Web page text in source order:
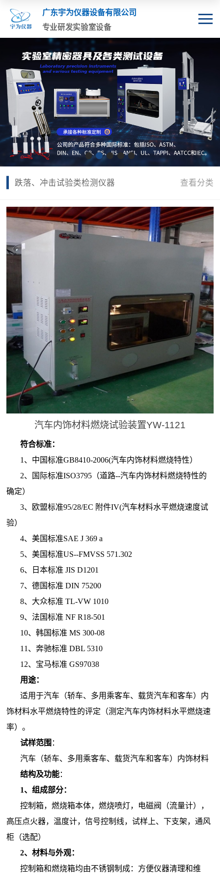
广东宇为仪器设备有限公司
专业研发实验室设备
跌落、冲击试验类检测仪器 查看分类
汽车内饰材料燃烧试验装置YW-1121
符合标准：
1、 中国标准GB8410-2006(汽车内饰材料燃烧特性）
2、
国际标准ISO3795 （道路--汽车内饰材料燃烧特性的
确定）
3、 欧盟标准95/28/EC 附件IV(汽车材料水平燃烧速度试
验）
4、美国标准SAE J 369 a
5、美国标准US--FMVSS 571.302
6、
日本标准 JIS D1201
7、德国标准 DIN 75200
8、 大众标准 TL-VW 1010
9、法国标准 NF R18-501
10、韩国标准 MS 300-08
11、奔驰标准 DBL 5310
12、 宝马标准 GS97038
用途：
适用于汽车（轿车、多用乘客车、载货汽车和客车）内
饰材料水平燃烧特性的评定 （测定汽车内饰材料水平燃烧速
率）。
试样范围 ：
汽车（轿车、多用乘客车、载货汽车和客车）内饰材料
结构及功能：
1、组成部分：
控制箱，燃烧箱本体，燃烧喷灯，电磁阀（流量计），
高压点火器，温度计，信号控制线，试样上、下支架，通风
柜（选配）
2、材料与外观：
控制箱和燃烧箱均由不锈钢制成：方便仪器清理和维